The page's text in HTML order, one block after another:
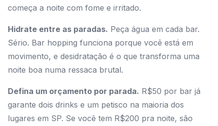
começa a noite com fome e irritado.
Hidrate entre as paradas. Peça água em cada bar.
Sério. Bar hopping funciona porque você está em
movimento, e desidratação é o que transforma uma
noite boa numa ressaca brutal.
Defina um orçamento por parada. R$50 por bar já
garante dois drinks e um petisco na maioria dos
lugares em SP. Se você tem R$200 pra noite, são